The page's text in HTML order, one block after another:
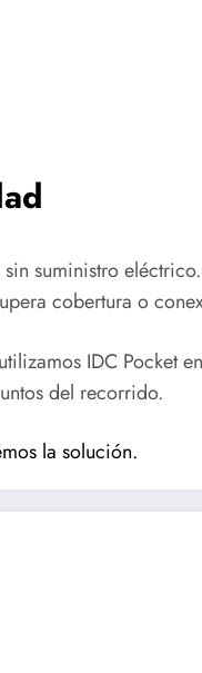
suministro
cobertura o
IDC Pocket
del recorrido.
la solución.